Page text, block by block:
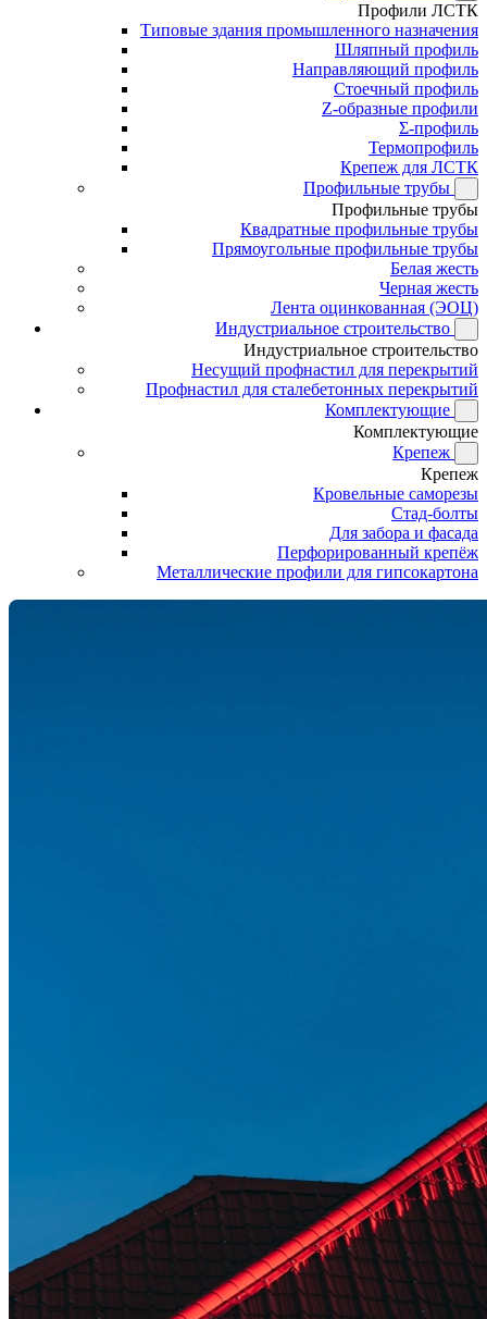
Профили ЛСТК
Типовые здания промышленного назначения
Шляпный профиль
Направляющий профиль
Стоечный профиль
Z-образные профили
Σ-профиль
Термопрофиль
Крепеж для ЛСТК
Профильные трубы
Профильные трубы
Квадратные профильные трубы
Прямоугольные профильные трубы
Белая жесть
Черная жесть
Лента оцинкованная (ЭОЦ)
Индустриальное строительство
Индустриальное строительство
Несущий профнастил для перекрытий
Профнастил для сталебетонных перекрытий
Комплектующие
Комплектующие
Крепеж
Крепеж
Кровельные саморезы
Стад-болты
Для забора и фасада
Перфорированный крепёж
Металлические профили для гипсокартона